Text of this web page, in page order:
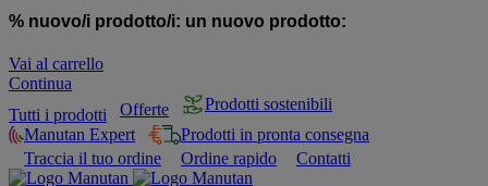
% nuovo/i prodotto/i: un nuovo prodotto:
Vai al carrello
Continua
Tutti i prodotti
Offerte
Prodotti sostenibili
Manutan Expert
Prodotti in pronta consegna
Traccia il tuo ordine
Ordine rapido Contatti